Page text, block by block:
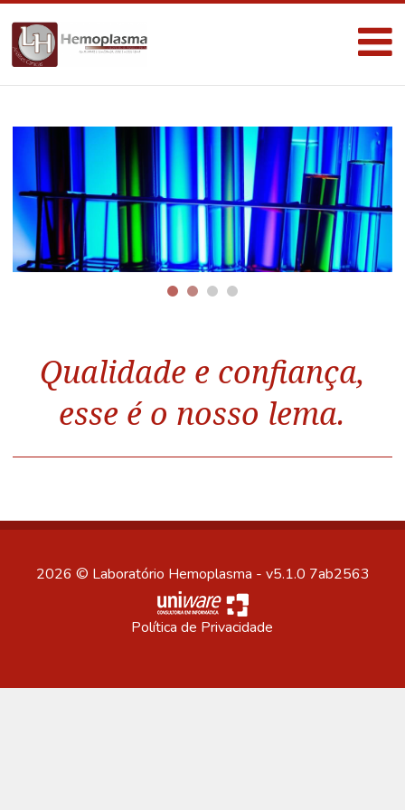
Qualidade e confiança,
esse é o nosso lema.
2026 © Laboratório Hemoplasma - v5.1.0 7ab2563
Política de Privacidade